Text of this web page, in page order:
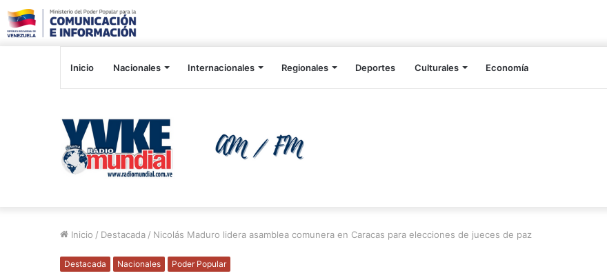
Inicio Nacionales Internacionales Regionales Deportes Culturales Economía
Inicio / Destacada / Nicolás Maduro lidera asamblea comunera en Caracas para elecciones de jueces de paz
Destacada Nacionales Poder Popular